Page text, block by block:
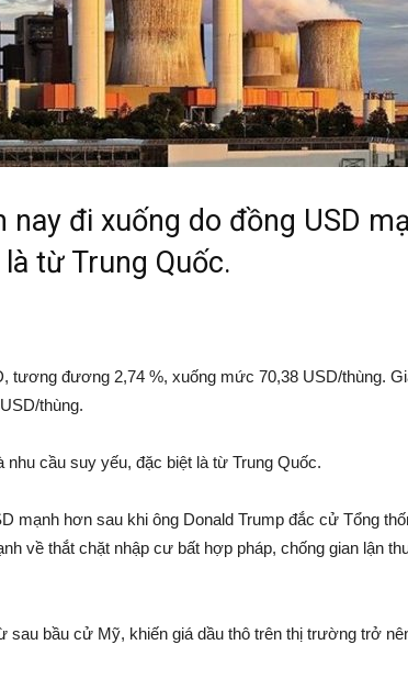
nay đi xuống do đồng USD
từ Trung Quốc.
tương đương 2,74 %, xuống mức 70,38 USD/thùng.
thùng.
cầu suy yếu, đặc biệt là từ Trung Quốc.
mạnh hơn sau khi ông Donald Trump đắc cử Tổng
về thắt chặt nhập cư bất hợp pháp, chống gian lận
sau bầu cử Mỹ, khiến giá dầu thô trên thị trường trở